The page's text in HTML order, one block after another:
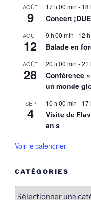
AOÛT
9
17 h 00 min - 18
Concert
AOÛT
12
9 h 00 min - 12
Balade en
AOÛT
28
20 h 00 min -21
Conférence
un monde
SEP
4
10 h 00 min - 17
Visite de
anis
Voir le calendrier
CATÉGORIES
Catégories